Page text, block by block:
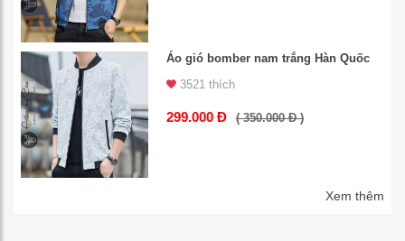
Áo gió bomber nam trắng Hàn Quốc
3521 thích
299.000 Đ ( 350.000 Đ )
Xem thêm